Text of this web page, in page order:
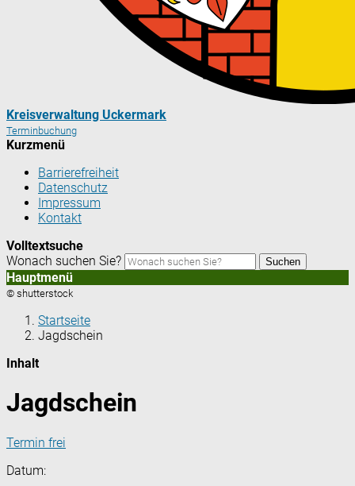
Kreisverwaltung Uckermark
Terminbuchung
Kurzmenü
Barrierefreiheit
Datenschutz
Impressum
Kontakt
Volltextsuche
Wonach suchen Sie?
Suchen
Hauptmenü
© shutterstock
Startseite
Jagdschein
Inhalt
Jagdschein
Termin frei
Datum: